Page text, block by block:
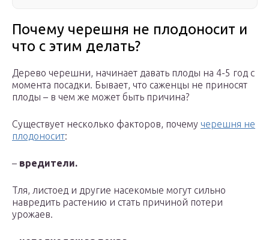
Почему черешня не плодоносит и
что с этим делать?
Дерево черешни, начинает давать плоды на 4-5 год с
момента посадки. Бывает, что саженцы не приносят
плоды – в чем же может быть причина?
Существует несколько факторов, почему черешня не
плодоносит:
– вредители.
Тля, листоед и другие насекомые могут сильно
навредить растению и стать причиной потери
урожаев.